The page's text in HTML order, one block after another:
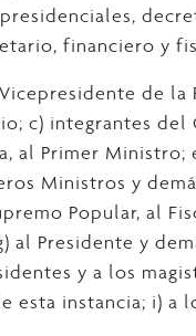
financiero y
de la
c) integrantes
al Primer
Ministros y
Popular, al
al Presidente y
y a los
esta instancia; i) a